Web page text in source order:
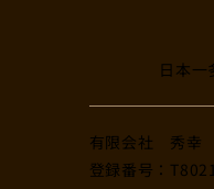
日本
​有限会社 秀幸
登録番号：